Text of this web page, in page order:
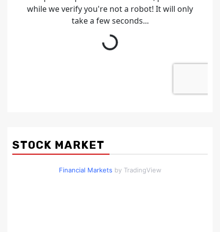
STOCK MARKET
Financial Markets by TradingView